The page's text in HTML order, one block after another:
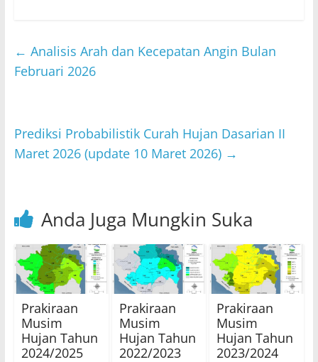
s
A
er e
k
l
← Analisis Arah dan Kecepatan Angin Bulan
Februari 2026
Prediksi Probabilistik Curah Hujan Dasarian II
Maret 2026 (update 10 Maret 2026) →
Anda Juga Mungkin Suka
Prakiraan
Musim
Hujan Tahun
2024/2025
Prakiraan
Musim
Hujan Tahun
2022/2023
Prakiraan
Musim
Hujan Tahun
2023/2024